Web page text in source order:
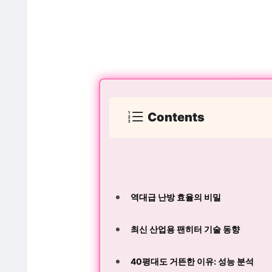
Contents
역대급 난방 효율의 비밀
최신 산업용 팬히터 기술 동향
40평대도 거뜬한 이유: 성능 분석